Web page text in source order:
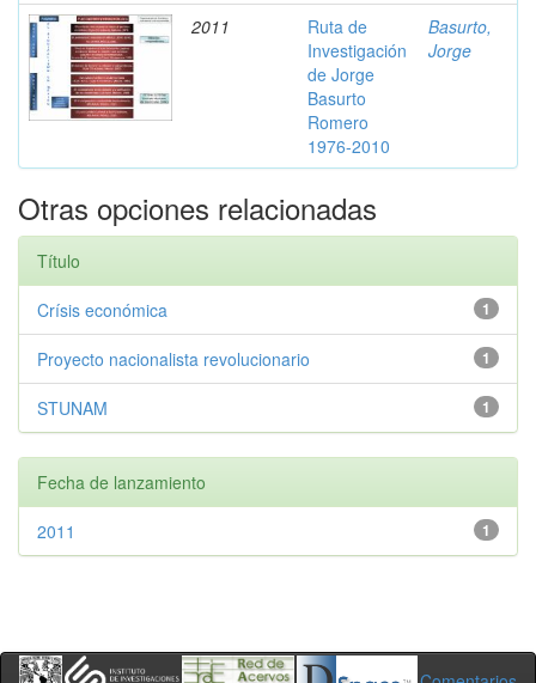
2011
Ruta de
Investigación
de Jorge
Basurto
Romero
1976-2010
Basurto,
Jorge
Otras opciones relacionadas
Título
1
Crísis económica
1
Proyecto nacionalista revolucionario
1
STUNAM
Fecha de lanzamiento
1
2011